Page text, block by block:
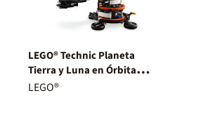
LEGO® Technic Planeta
Tierra y Luna en Órbita
42179
LEGO®